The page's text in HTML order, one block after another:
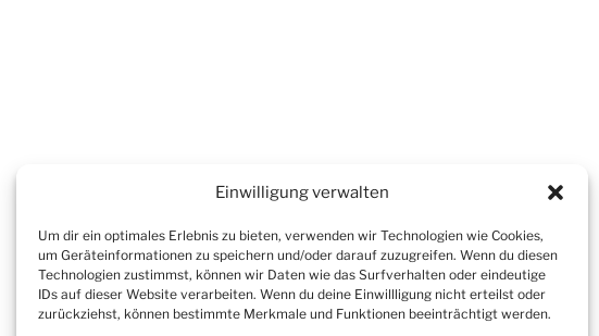
Einwilligung verwalten
Um dir ein optimales Erlebnis zu bieten, verwenden wir Technologien wie Cookies,
um Geräteinformationen zu speichern und/oder darauf zuzugreifen. Wenn du diesen
Technologien zustimmst, können wir Daten wie das Surfverhalten oder eindeutige
IDs auf dieser Website verarbeiten. Wenn du deine Einwillligung nicht erteilst oder
zurückziehst, können bestimmte Merkmale und Funktionen beeinträchtigt werden.